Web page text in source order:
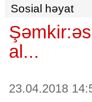
Sosial həyat
al...
23.04.2018